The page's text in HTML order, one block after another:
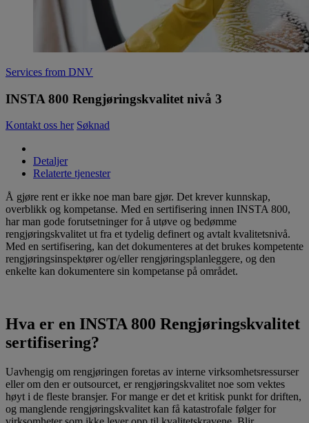
Services from DNV
INSTA 800 Rengjøringskvalitet nivå 3
Kontakt oss her Søknad
Detaljer
Relaterte tjenester
Å gjøre rent er ikke noe man bare gjør. Det krever kunnskap,
overblikk og kompetanse. Med en sertifisering innen INSTA 800,
har man gode forutsetninger for å utøve og bedømme
rengjøringskvalitet ut fra et tydelig definert og avtalt kvalitetsnivå.
Med en sertifisering, kan det dokumenteres at det brukes kompetente
rengjøringsinspektører og/eller rengjøringsplanleggere, og den
enkelte kan dokumentere sin kompetanse på området.
Hva er en INSTA 800 Rengjøringskvalitet
sertifisering?
Uavhengig om rengjøringen foretas av interne virksomhetsressurser
eller om den er outsourcet, er rengjøringskvalitet noe som vektes
høyt i de fleste bransjer. For mange er det et kritisk punkt for driften,
og manglende rengjøringskvalitet kan få katastrofale følger for